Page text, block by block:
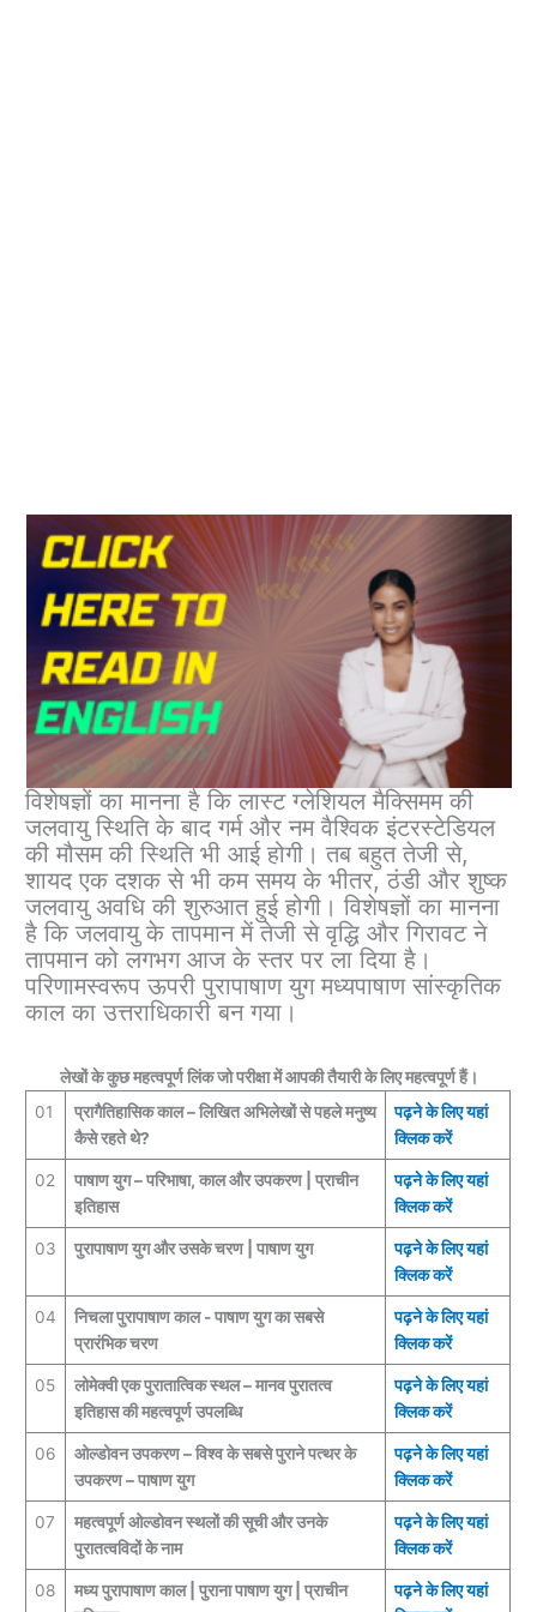
विशेषज्ञों का मानना ​​है कि लास्ट ग्लेशियल मैक्सिमम की
जलवायु स्थिति के बाद गर्म और नम वैश्विक इंटरस्टेडियल
की मौसम की स्थिति भी आई होगी। तब बहुत तेजी से,
शायद एक दशक से भी कम समय के भीतर, ठंडी और शुष्क
जलवायु अवधि की शुरुआत हुई होगी। विशेषज्ञों का मानना ​​
है कि जलवायु के तापमान में तेजी से वृद्धि और गिरावट ने
तापमान को लगभग आज के स्तर पर ला दिया है।
परिणामस्वरूप ऊपरी पुरापाषाण युग मध्यपाषाण सांस्कृतिक
काल का उत्तराधिकारी बन गया।
लेखों के कुछ महत्वपूर्ण लिंक जो परीक्षा में आपकी तैयारी के लिए महत्वपूर्ण हैं।
01
प्रागैतिहासिक काल – लिखित अभिलेखों से पहले मनुष्य
कैसे रहते थे?
पढ़ने के लिए यहां
क्लिक करें
02
पाषाण युग – परिभाषा, काल और उपकरण | प्राचीन
इतिहास
पढ़ने के लिए यहां
क्लिक करें
03 पुरापाषाण युग और उसके चरण | पाषाण युग
पढ़ने के लिए यहां
क्लिक करें
04
निचला पुरापाषाण काल ​​- पाषाण युग का सबसे
प्रारंभिक चरण
पढ़ने के लिए यहां
क्लिक करें
05
लोमेक्वी एक पुरातात्विक स्थल – मानव पुरातत्व
इतिहास की महत्वपूर्ण उपलब्धि
पढ़ने के लिए यहां
क्लिक करें
06
ओल्डोवन उपकरण – विश्व के सबसे पुराने पत्थर के
उपकरण – पाषाण युग
पढ़ने के लिए यहां
क्लिक करें
07
महत्वपूर्ण ओल्डोवन स्थलों की सूची और उनके
पुरातत्वविदों के नाम
पढ़ने के लिए यहां
क्लिक करें
08
मध्य पुरापाषाण काल ​​| पुराना पाषाण युग | प्राचीन
पढ़ने के लिए यहां